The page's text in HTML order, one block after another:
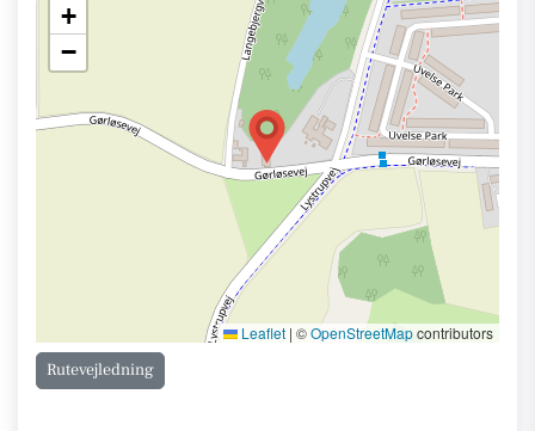
+
−
Leaflet | ©OpenStreetMapcontributors
Rutevejledning